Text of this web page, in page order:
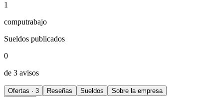
1
computrabajo
Sueldos publicados
0
de 3 avisos
Ofertas · 3 Reseñas Sueldos
Sobre la empresa